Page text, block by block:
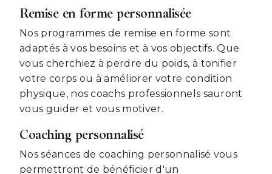
Remise en forme personnalisée
Nos programmes de remise en forme sont
adaptés à vos besoins et à vos objectifs. Que
vous cherchiez à perdre du poids, à tonifier
votre corps ou à améliorer votre condition
physique, nos coachs professionnels sauront
vous guider et vous motiver.
Coaching personnalisé
Nos séances de coaching personnalisé vous
permettront de bénéficier d'un